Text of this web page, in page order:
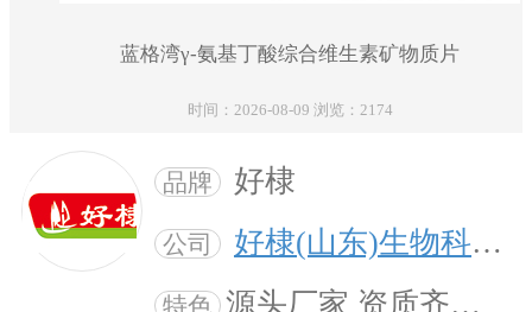
蓝格湾γ-氨基丁酸综合维生素矿物质片
时间：2026-08-09 浏览：2174
品牌 好棣
公司 好棣(山东)生物科技有限公司
特色 源头厂家 资质齐全 量身定制